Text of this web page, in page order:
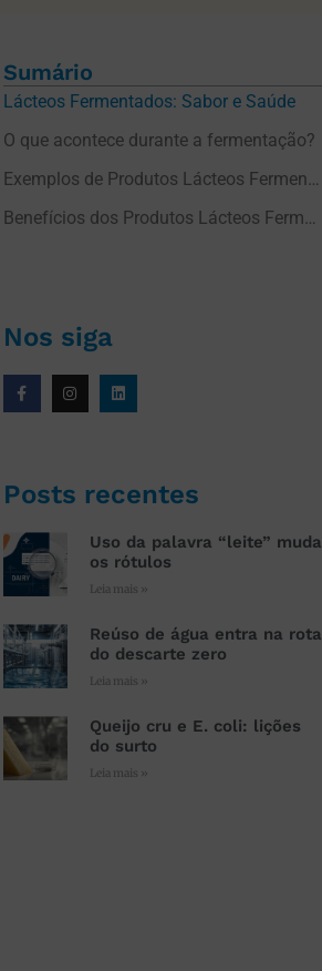
Sumário
Lácteos Fermentados: Sabor e Saúde
O que acontece durante a fermentação?
Exemplos de Produtos Lácteos Fermentados:
Benefícios dos Produtos Lácteos Fermentados:
Nos siga
Posts recentes
Uso da palavra “leite” muda
os rótulos
Leia mais »
Reúso de água entra na rota
do descarte zero
Leia mais »
Queijo cru e E. coli: lições
do surto
Leia mais »